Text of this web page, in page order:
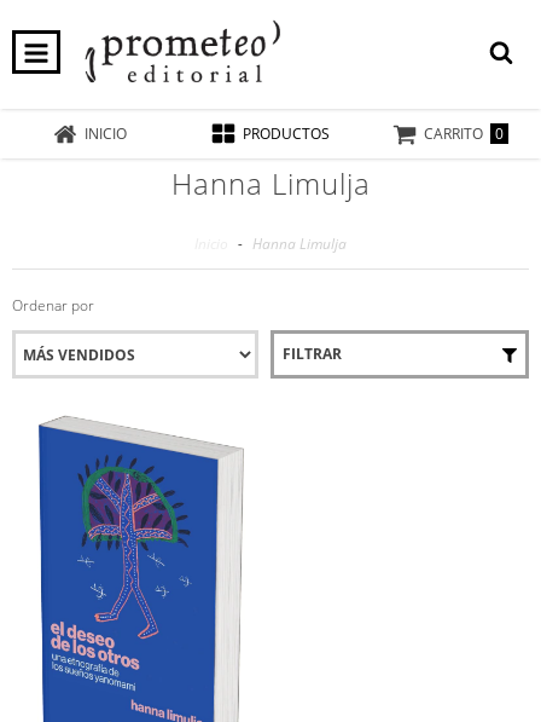
INICIO PRODUCTOS CARRITO 0
Hanna Limulja
- Hanna Limulja
Ordenar por
FILTRAR